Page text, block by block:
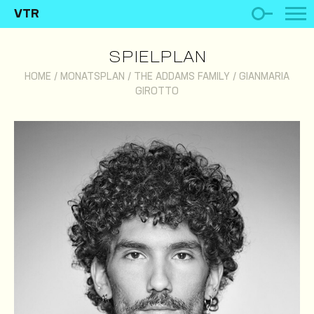
VTR
SPIELPLAN
HOME / MONATSPLAN / THE ADDAMS FAMILY / GIANMARIA
GIROTTO